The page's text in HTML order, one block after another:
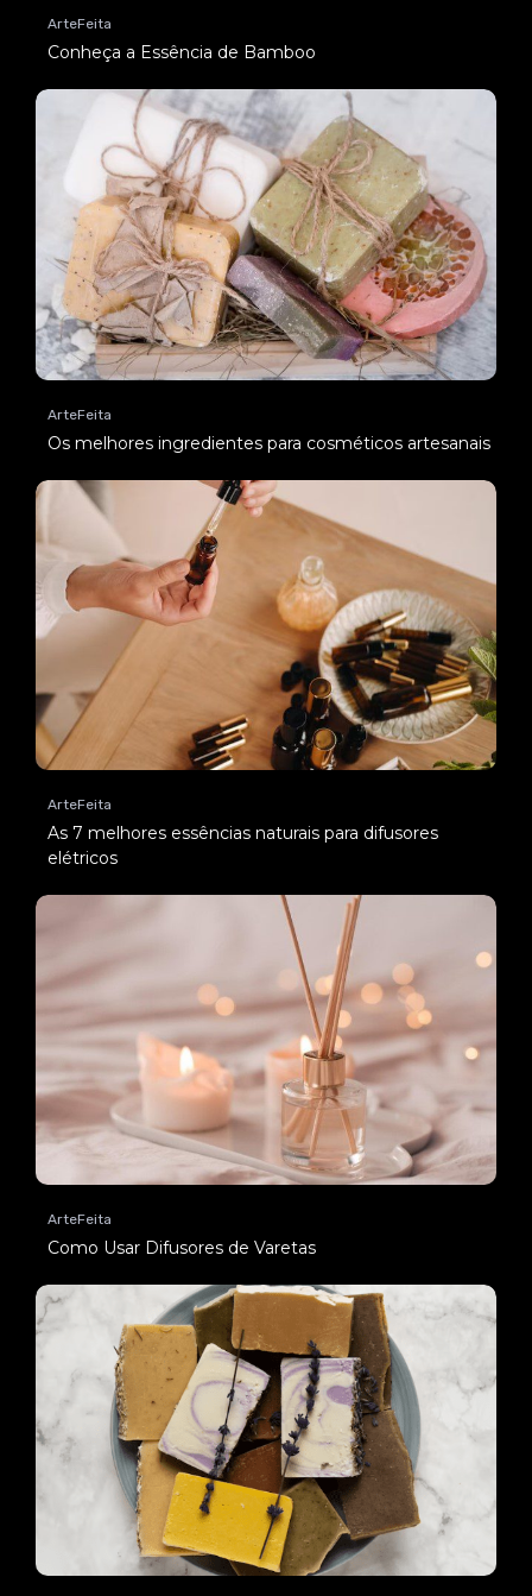
ArteFeita
Conheça a Essência de Bamboo
ArteFeita
Os melhores ingredientes para cosméticos artesanais
ArteFeita
As 7 melhores essências naturais para difusores
elétricos
ArteFeita
Como Usar Difusores de Varetas